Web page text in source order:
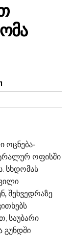
ოცნება-
ოფისში
სხდომას
შეხვედრაზე
საუბარი
გუნდში